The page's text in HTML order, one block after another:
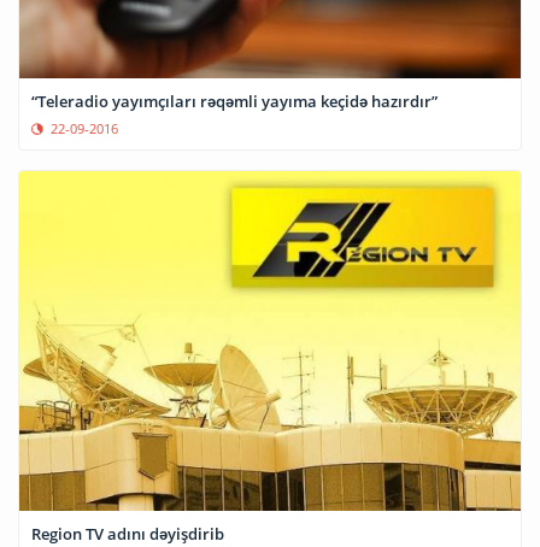
“Teleradio yayımçıları rəqəmli yayıma keçidə hazırdır”
22-09-2016
Region TV adını dəyişdirib